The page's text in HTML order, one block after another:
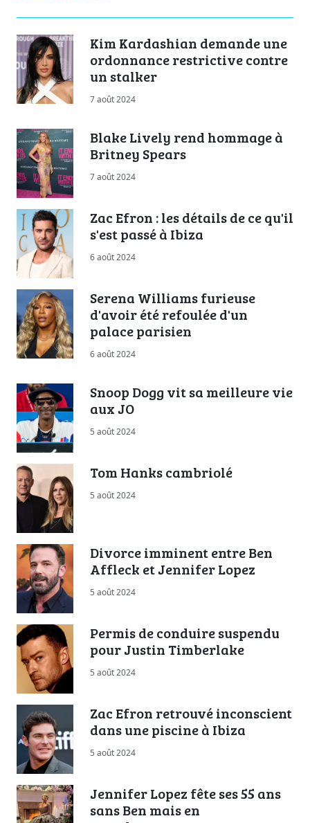
Kim Kardashian demande une
ordonnance restrictive contre
un stalker
7 août 2024
Blake Lively rend hommage à
Britney Spears
7 août 2024
Zac Efron : les détails de ce qu'il
s'est passé à Ibiza
6 août 2024
Serena Williams furieuse
d'avoir été refoulée d'un
palace parisien
6 août 2024
Snoop Dogg vit sa meilleure vie
aux JO
5 août 2024
Tom Hanks cambriolé
5 août 2024
Divorce imminent entre Ben
Affleck et Jennifer Lopez
5 août 2024
Permis de conduire suspendu
pour Justin Timberlake
5 août 2024
Zac Efron retrouvé inconscient
dans une piscine à Ibiza
5 août 2024
Jennifer Lopez fête ses 55 ans
sans Ben mais en